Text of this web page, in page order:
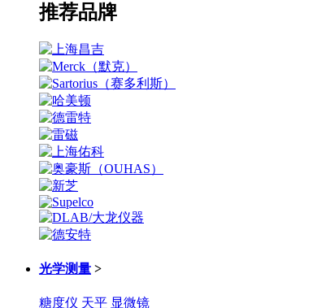
推荐品牌
光学测量 >
糖度仪 天平 显微镜